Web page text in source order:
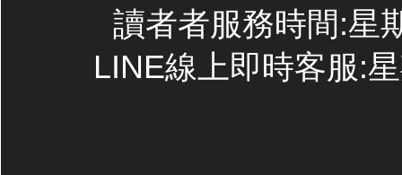
讀者者服務時間:星
LINE線上即時客服: